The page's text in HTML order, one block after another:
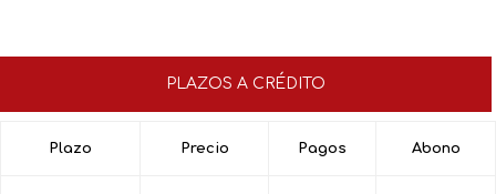
PLAZOS A CRÉDITO
Plazo Precio Pagos Abono